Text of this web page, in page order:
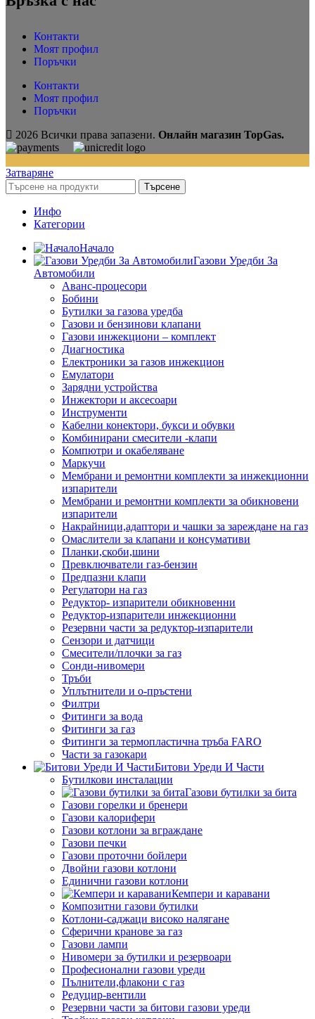
Контакти
Моят профил
Поръчки
Контакти
Моят профил
Поръчки
2026 Всички права запазени. Онлайн магазин TopGas.
Затваряне
Търсене
Инфо
Категории
Начало
Газови Уредби За
Автомобили
Аванс-процесори
Бобини
Бутилки за газова уредба
Газови и бензинови клапани
Газови инжекциони – комплект
Диагностика
Електроники за газов инжекцион
Емулатори
Зарядни устройства
Инжектори и аксесоари
Инструменти
Кабелни конектори, букси и обувки
Комбинирани смесители -клапи
Компютри и окабеляване
Маркучи
Мембрани и ремонтни комплекти за инжекционни
изпарители
Мембрани и ремонтни комплекти за обикновени
изпарители
Накрайници,адаптори и чашки за зареждане на газ
Омаслители за клапани и консумативи
Планки,скоби,шини
Превключватели газ-бензин
Предпазни клапи
Регулатори на газ
Редуктор- изпарители обикновенни
Редуктор-изпарители инжекционни
Резервни части за редуктор-изпарители
Сензори и датчици
Смесители/плочки за газ
Сонди-нивомери
Тръби
Уплътнители и о-пръстени
Филтри
Фитинги за вода
Фитинги за газ
Фитинги за термопластична тръба FARO
Части за газокари
Битови Уреди И Части
Бутилкови инсталации
Газови бутилки за бита
Газови горелки и бренери
Газови калорифери
Газови котлони за вграждане
Газови печки
Газови проточни бойлери
Двойни газови котлони
Единични газови котлони
Кемпери и каравани
Композитни газови бутилки
Котлони-саджаци високо налягане
Сферични кранове за газ
Газови лампи
Нивомери за бутилки и резервоари
Професионални газови уреди
Пълнители,флакони с газ
Редуцир-вентили
Резервни части за битови газови уреди